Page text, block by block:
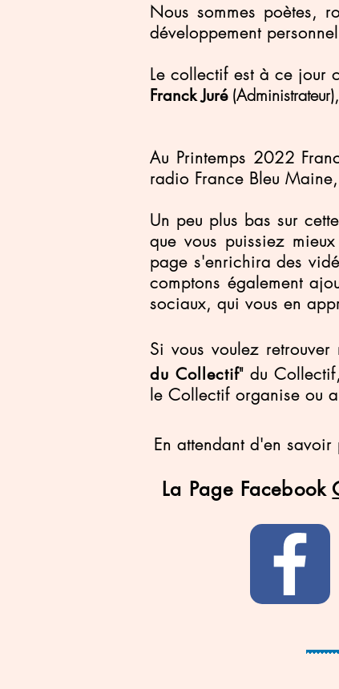
Nous sommes poètes,
développement
Le collectif est à ce jour
Franck Juré (Administrateur),
Au Printemps 2022
radio France Bleu
Un peu plus bas sur
que vous puissiez
page s'enrichira des
comptons également
sociaux, qui vous en
Si vous voulez
du Collectif" du
le Collectif organise ou
En attendant d'en
La Page Facebook